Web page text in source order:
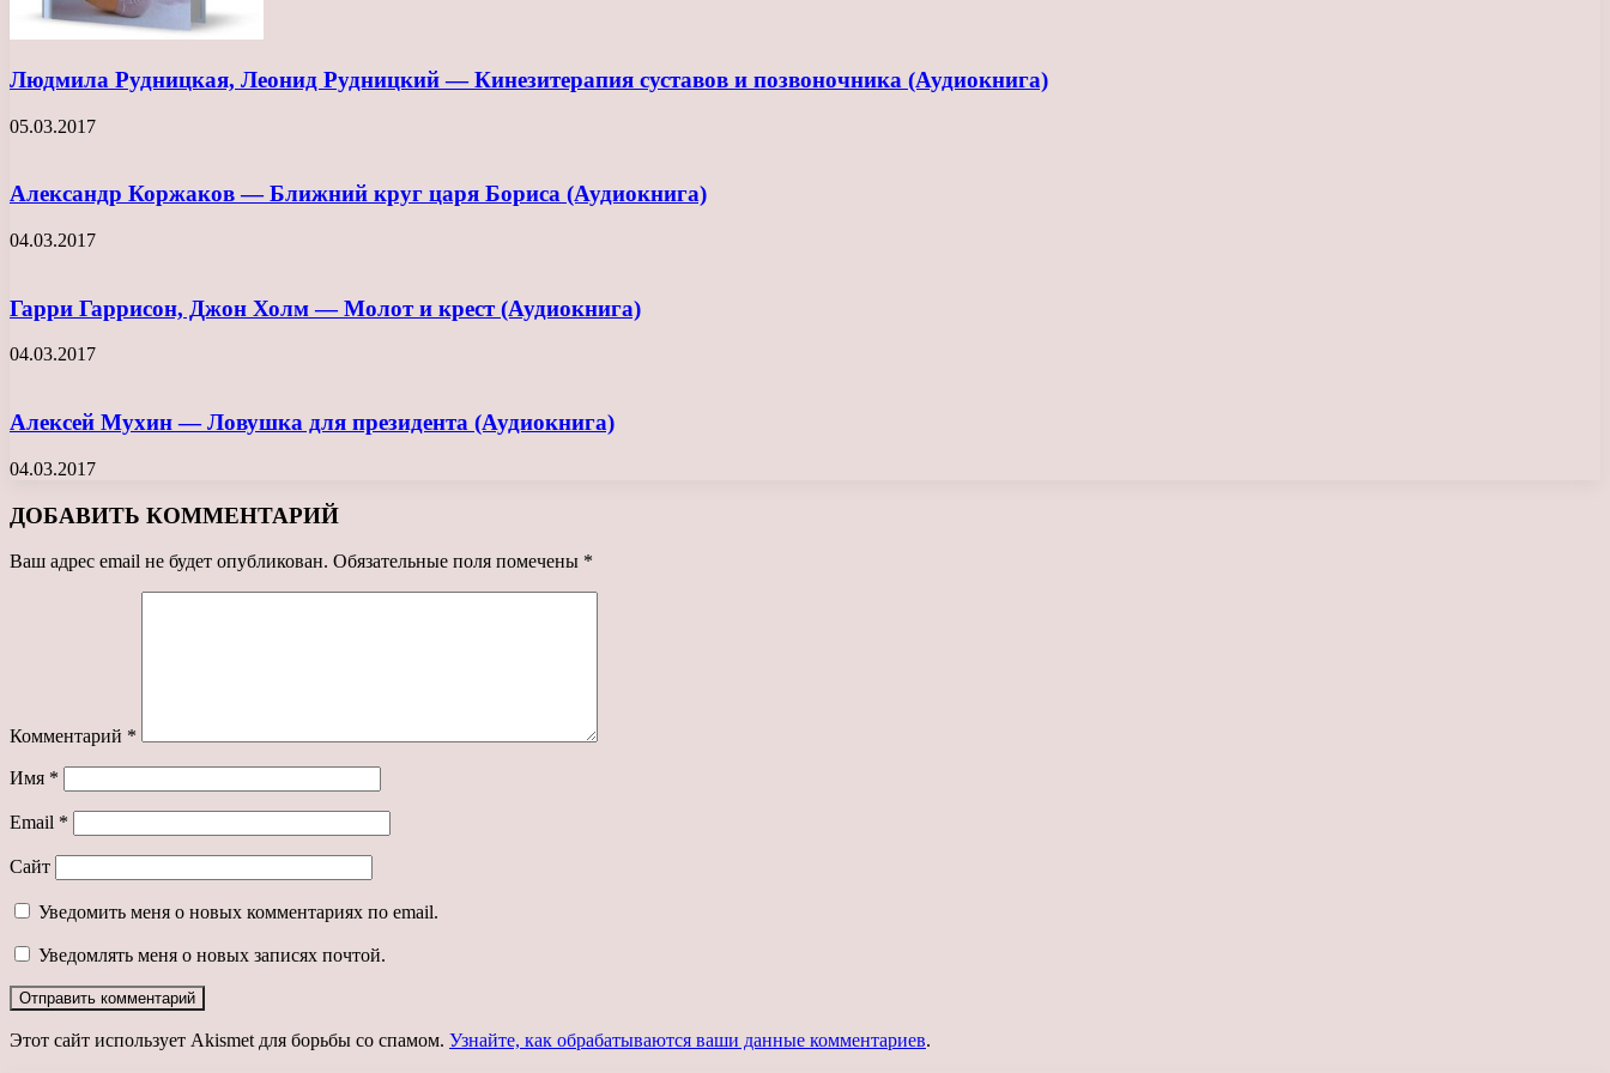
Людмила Рудницкая, Леонид Рудницкий — Кинезитерапия суставов и позвоночника (Аудиокнига)
05.03.2017
Александр Коржаков — Ближний круг царя Бориса (Аудиокнига)
04.03.2017
Гарри Гаррисон, Джон Холм — Молот и крест (Аудиокнига)
04.03.2017
Алексей Мухин — Ловушка для президента (Аудиокнига)
04.03.2017
ДОБАВИТЬ КОММЕНТАРИЙ
Ваш адрес email не будет опубликован. Обязательные поля помечены *
Комментарий *
Имя *
Email *
Сайт
Уведомить меня о новых комментариях по email.
Уведомлять меня о новых записях почтой.
Этот сайт использует Akismet для борьбы со спамом. Узнайте, как обрабатываются ваши данные комментариев.